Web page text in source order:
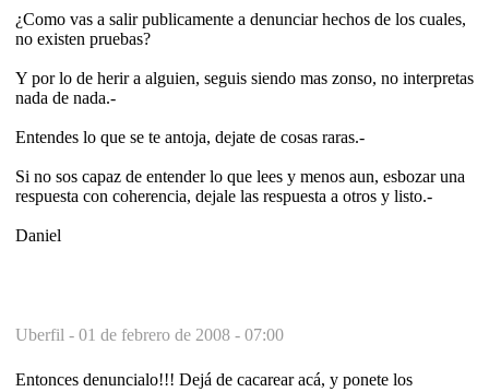
¿Como vas a salir publicamente a denunciar hechos de los cuales,
no existen pruebas?
Y por lo de herir a alguien, seguis siendo mas zonso, no interpretas
nada de nada.-
Entendes lo que se te antoja, dejate de cosas raras.-
Si no sos capaz de entender lo que lees y menos aun, esbozar una
respuesta con coherencia, dejale las respuesta a otros y listo.-
Daniel
Uberfil - 01 de febrero de 2008 - 07:00
Entonces denuncialo!!! Dejá de cacarear acá, y ponete los